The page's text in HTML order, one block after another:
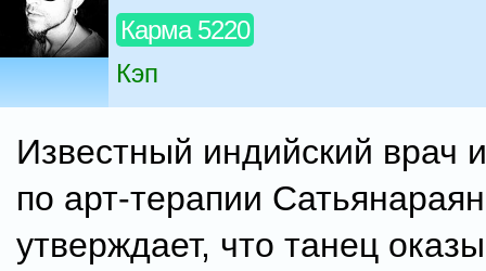
Карма 5220
Кэп
Известный индийский врач
по арт-терапии
утверждает, что танец